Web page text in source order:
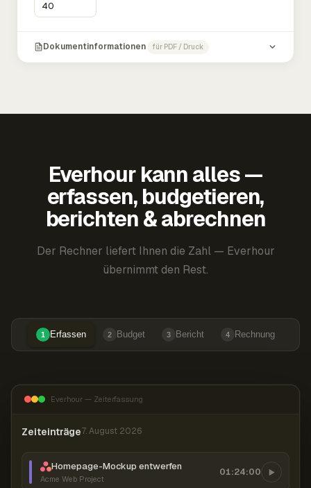
Dokumentinformationen für PDF / Druck
Everhour kann alles —
erfassen, budgetieren,
berichten & abrechnen
Der Rechner liefert Ihnen die Zahl — Everhour
übernimmt den Rest.
1 Erfassen 2 Budget 3 Bericht 4 Rechnung
Everhour — Zeiterfassung
Zeiteinträge7. August 2026
Homepage-Mockup entwerfen
Acme Web Project
01:24:00